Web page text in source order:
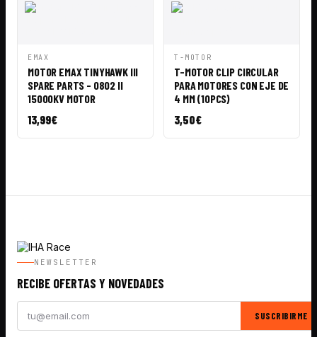
VISTA
EMAX
MOTOR EMAX TINYHAWK III
SPARE PARTS - 0802 II
15000KV MOTOR
13,99€
VISTA
T-MOTOR
T-MOTOR CLIP CIRCULAR
PARA MOTORES CON EJE DE
4 MM (10PCS)
3,50€
NEWSLETTER
RECIBE OFERTAS Y NOVEDADES
SUSCRIBIRME